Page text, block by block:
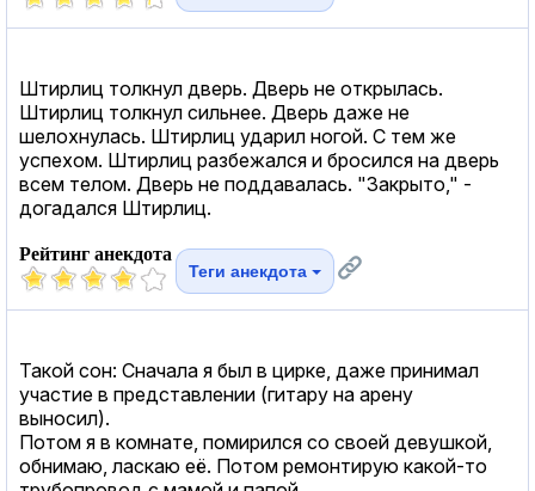
Штирлиц толкнул дверь. Дверь не открылась.
Штирлиц толкнул сильнее. Дверь даже не
шелохнулась. Штирлиц ударил ногой. С тем же
успехом. Штирлиц разбежался и бросился на дверь
всем телом. Дверь не поддавалась. "Закрыто," -
догадался Штирлиц.
Рейтинг анекдота
Теги анекдота
Такой сон: Сначала я был в цирке, даже принимал
участие в представлении (гитару на арену
выносил).
Потом я в комнате, помирился со своей девушкой,
обнимаю, ласкаю её. Потом ремонтирую какой-то